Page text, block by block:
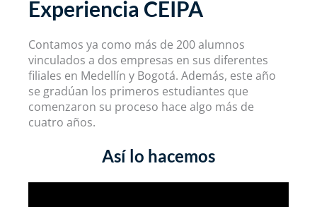
Experiencia CEIPA
Contamos ya como más de 200 alumnos
vinculados a dos empresas en sus diferentes
filiales en Medellín y Bogotá. Además, este año
se gradúan los primeros estudiantes que
comenzaron su proceso hace algo más de
cuatro años.
Así lo hacemos